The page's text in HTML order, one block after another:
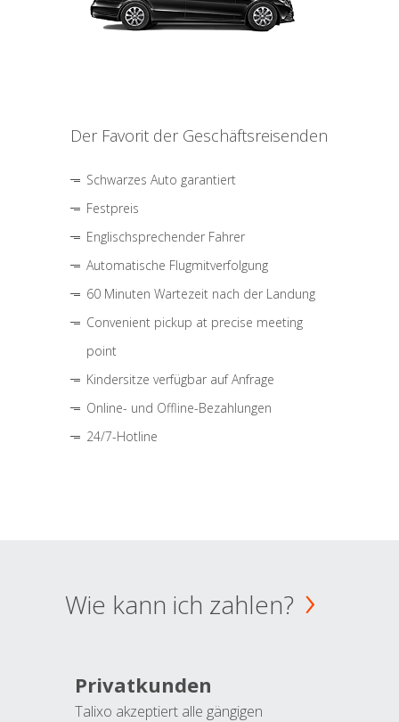
Der Favorit der Geschäftsreisenden
Schwarzes Auto garantiert
Festpreis
Englischsprechender Fahrer
Automatische Flugmitverfolgung
60 Minuten Wartezeit nach der Landung
Convenient pickup at precise meeting
point
Kindersitze verfügbar auf Anfrage
Online- und Offline-Bezahlungen
24/7-Hotline
Wie kann ich zahlen?
Privatkunden
Talixo akzeptiert alle gängigen